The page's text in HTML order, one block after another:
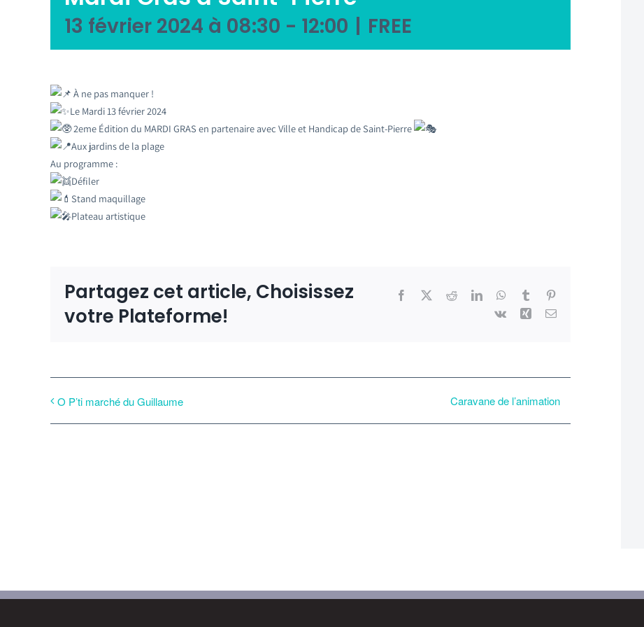
13 février 2024 à 08:30 - 12:00 | FREE
À ne pas manquer !
Le Mardi 13 février 2024
2eme Édition du MARDI GRAS en partenaire avec Ville et Handicap de Saint-Pierre
Aux jardins de la plage
Au programme :
Défiler
Stand maquillage
Plateau artistique
Partagez cet article, Choisissez
votre Plateforme!
Facebook RedditLinkedInWhatsApp
Tumblr
Vk
Xing Email
O P’ti marché du Guillaume Caravane de l’animation